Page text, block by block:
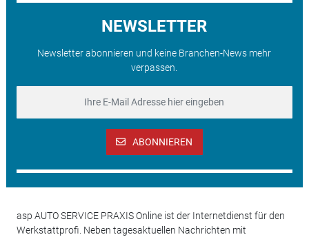
NEWSLETTER
Newsletter abonnieren und keine Branchen-News mehr
verpassen.
ABONNIEREN
asp AUTO SERVICE PRAXIS Online ist der Internetdienst für den
Werkstattprofi. Neben tagesaktuellen Nachrichten mit